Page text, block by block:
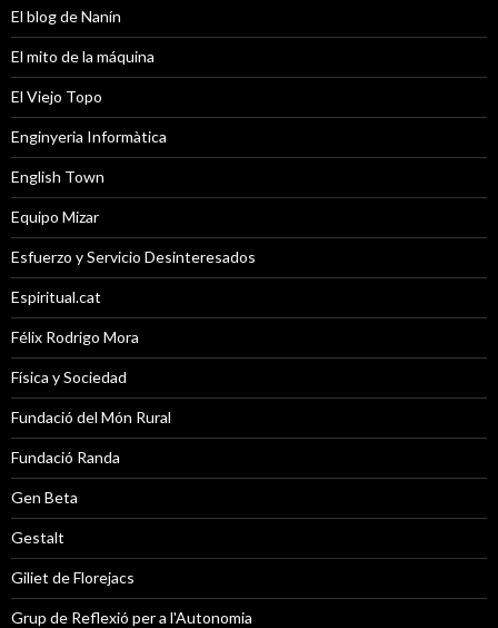
El blog de Nanín
El mito de la máquina
El Viejo Topo
Enginyeria Informàtica
English Town
Equipo Mizar
Esfuerzo y Servicio Desinteresados
Espiritual.cat
Félix Rodrigo Mora
Física y Sociedad
Fundació del Món Rural
Fundació Randa
Gen Beta
Gestalt
Giliet de Florejacs
Grup de Reflexió per a l'Autonomia